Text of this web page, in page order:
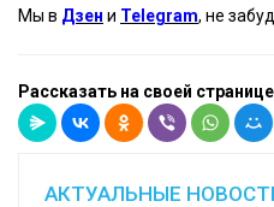
Мы в Дзен и Telegram, не
Рассказать на своей
АКТУАЛЬНЫЕ